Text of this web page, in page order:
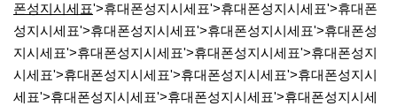
폰성지시세표'>휴대폰성지시세표'>휴대폰성지시세표'>휴대폰
성지시세표'>휴대폰성지시세표'>휴대폰성지시세표'>휴대폰성
지시세표'>휴대폰성지시세표'>휴대폰성지시세표'>휴대폰성지
시세표'>휴대폰성지시세표'>휴대폰성지시세표'>휴대폰성지시
세표'>휴대폰성지시세표'>휴대폰성지시세표'>휴대폰성지시세